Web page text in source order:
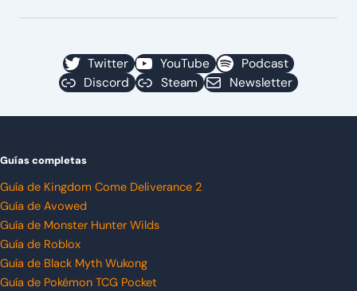
Twitter YouTube
Podcast
Discord
Steam Newsletter
Guías completas
Guía de Kingdom Come Deliverance 2
Guía de Avowed
Guía de Monster Hunter Wilds
Guía de Roblox
Guía de Black Myth Wukong
Guía de Pokémon TCG Pocket